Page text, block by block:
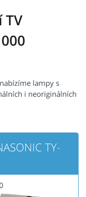
lampy s
i neoriginálních
TY-